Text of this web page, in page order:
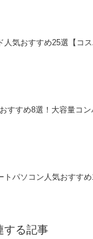
人気おすすめ25選【コ
すすめ8選！大容量コ
トパソコン人気おすす
する記事